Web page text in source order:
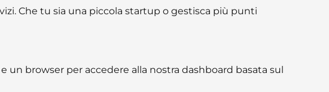
Che tu sia una piccola startup o gestisca più punti
browser per accedere alla nostra dashboard basata sul